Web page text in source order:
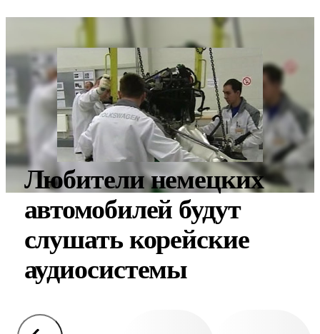
Любители немецких
автомобилей будут
слушать корейские
аудиосистемы